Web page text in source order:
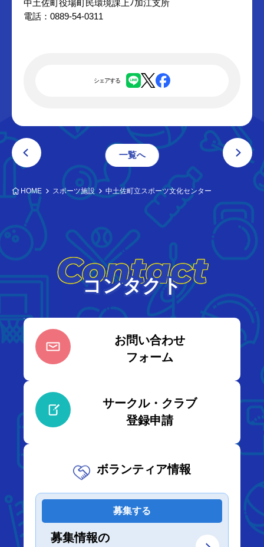
中土佐町役場町民環境課上ﾉ加江支所
電話：0889-54-0311
シェアする
一覧へ
HOME スポーツ施設 中土佐町立スポーツ文化センター
Contact
コンタクト
お問い合わせ
フォーム
サークル・クラブ
登録申請
ボランティア情報
募集する
募集情報の